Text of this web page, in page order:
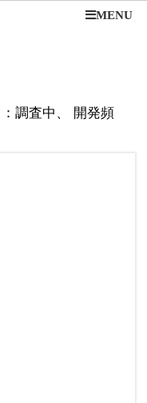
MENU
調査中、 開発頻